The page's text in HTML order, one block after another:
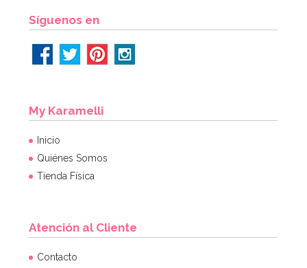
Topper Mi Primera Comunión Dorado 9,5 cm - Dekora
Síguenos en
My Karamelli
Inicio
Quiénes Somos
Tienda Física
Atención al Cliente
Contacto